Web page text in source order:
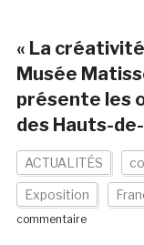
« La
Musée
présente les
des Hauts-
ACTUALITÉS
Exposition
commentaire